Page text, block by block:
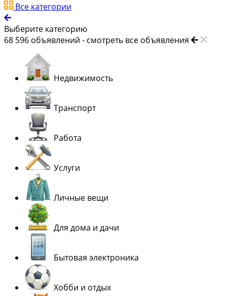
Все категории
Выберите категорию
68 596 объявлений - смотреть все объявления
Недвижимость
Транспорт
Работа
Услуги
Личные вещи
Для дома и дачи
Бытовая электроника
Хобби и отдых